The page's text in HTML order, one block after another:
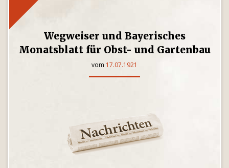
Wegweiser und Bayerisches
Monatsblatt für Obst- und Gartenbau
vom 17.07.1921